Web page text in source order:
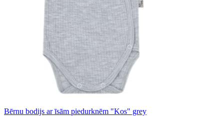
Bērnu bodijs ar īsām piedurknēm "Kos" grey